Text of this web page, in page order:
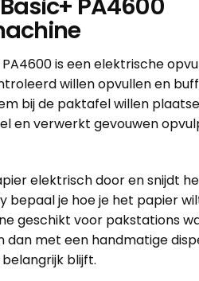
PA4600
is een elektrische
willen opvullen en
bij de paktafel willen
en verwerkt gevouwen
elektrisch door en snijdt
bepaal je hoe je het papier
geschikt voor pakstations
met een handmatige
blijft.